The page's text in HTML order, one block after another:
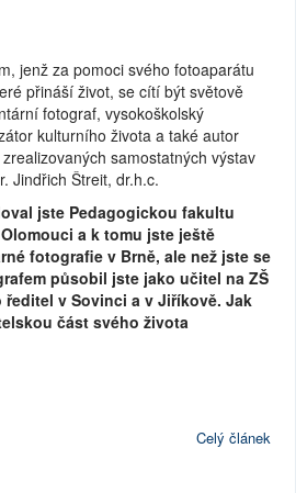
jenž za pomoci svého fotoaparátu
přináší život, se cítí být světově
fotograf, vysokoškolský
kulturního života a také autor
samostatných výstav
Jindřich Štreit, dr.h.c.
jste Pedagogickou fakultu
a k tomu jste ještě
fotografie v Brně, ale než jste se
působil jste jako učitel na ZŠ
ředitel v Sovinci a v Jiříkově. Jak
část svého života
Celý článek